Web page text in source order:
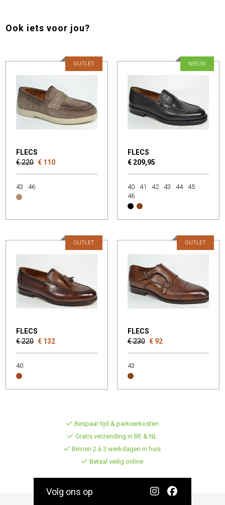
Ook iets voor jou?
FLECS
€ 220 € 110
OUTLET
43 46
FLECS
€ 209,95
NIEUW
40 41 42 43 44
45
46
FLECS
€ 220 € 132
OUTLET
40
FLECS
€ 230 € 92
OUTLET
43
Bespaar tijd & parkeerkosten
Gratis verzending in BE & NL
Binnen 2 à 3 werkdagen in huis
Betaal veilig online
Volg ons op